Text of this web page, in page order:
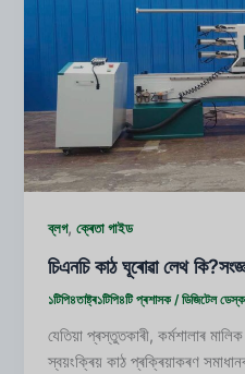
ব্লগ,ক্ৰেতা গাইড
চিএনচি কাঠ ঘূৰোৱা লেথ
১টিপি৪তাষ্ট্ৰ১টিপি৪টি প্ৰশাসক/ডিজিটেল
যেতিয়া প্ৰস্তুতকাৰী, কৰ্মশালাৰ
স্বয়ংক্ৰিয় কাঠ প্ৰক্ৰিয়াকৰণ